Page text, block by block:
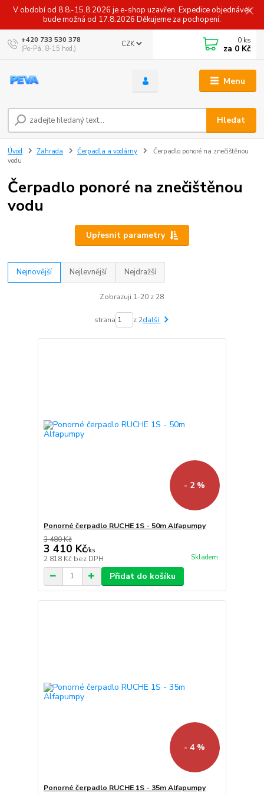
V období od 8.8.-15.8.2026 je e-shop uzavřen. Expedice objednávek
bude možná od 17.8.2026 Děkujeme za pochopení.
Menu
CZK
Hledat
+420 733 530 378
(Po-Pá, 8-15 hod.)
0 ks
za 0 Kč
Úvod Zahrada Čerpadla a vodárny
Čerpadlo ponoré na znečištěnou
vodu
Čerpadlo ponoré na znečištěnou
vodu
Upřesnit parametry
Nejnovější Nejlevnější Nejdražší
Zobrazuji 1-20 z 28
strana z 2další
- 2 %
Ponorné čerpadlo RUCHE 1S - 50m Alfapumpy
3 480 Kč
3 410 Kč/ks
2 818 Kč bez DPH Skladem
Přidat do košíku
- 4 %
Ponorné čerpadlo RUCHE 1S - 35m Alfapumpy